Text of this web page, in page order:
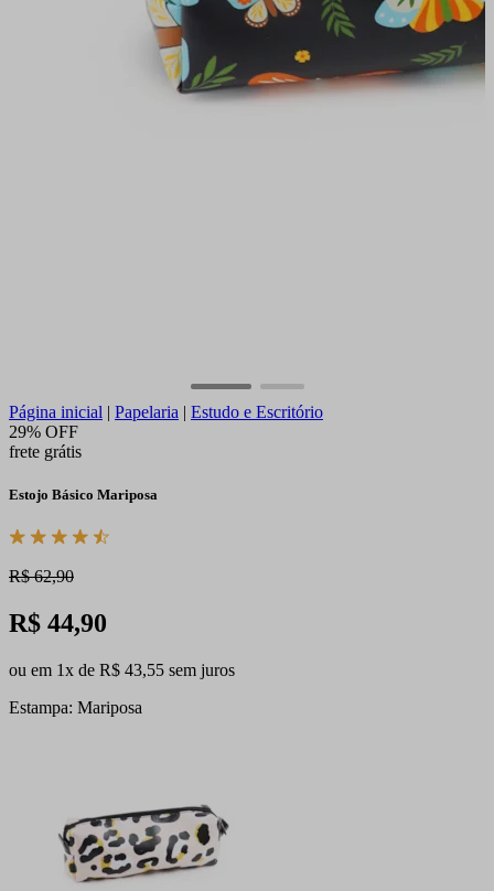
Página inicial | Papelaria | Estudo e Escritório
29% OFF
frete grátis
Estojo Básico Mariposa
R$ 62,90
R$ 44,90
ou em 1x de R$ 43,55 sem juros
Estampa: Mariposa